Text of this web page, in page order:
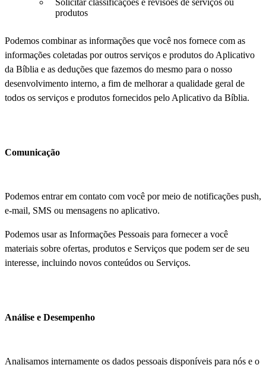
Solicitar classificações e revisões de serviços ou
produtos
Podemos combinar as informações que você nos fornece com as
informações coletadas por outros serviços e produtos do Aplicativo
da Bíblia e as deduções que fazemos do mesmo para o nosso
desenvolvimento interno, a fim de melhorar a qualidade geral de
todos os serviços e produtos fornecidos pelo Aplicativo da Bíblia.
Comunicação
Podemos entrar em contato com você por meio de notificações push,
e-mail, SMS ou mensagens no aplicativo.
Podemos usar as Informações Pessoais para fornecer a você
materiais sobre ofertas, produtos e Serviços que podem ser de seu
interesse, incluindo novos conteúdos ou Serviços.
Análise e Desempenho
Analisamos internamente os dados pessoais disponíveis para nós e o